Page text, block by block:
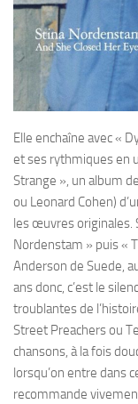
Elle enchaîne avec «
et ses rythmiques en
Strange », un album
ou Leonard Cohen)
les œuvres originales.
Nordenstam » puis «
Anderson de Suede,
ans donc, c’est le
troublantes de
Street Preachers ou
chansons, à la fois
lorsqu’on entre dans
recommande